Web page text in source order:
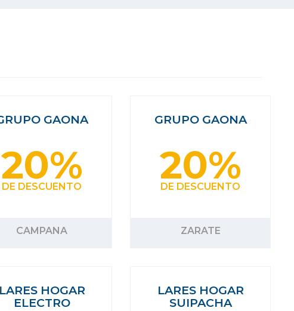
GAONA
20%
DE DESCUENTO
CAMPANA
GRUPO GAONA
20%
DE DESCUENTO
ZARATE
LARES HOGAR
ELECTRO
LARES HOGAR
SUIPACHA